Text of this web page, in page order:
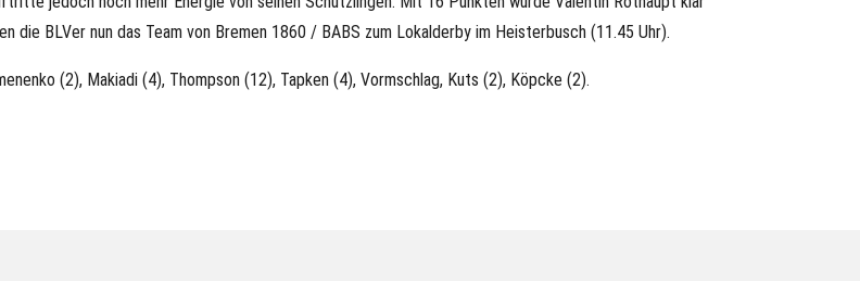
die BLVer nun das Team von Bremen 1860 / BABS zum Lokalderby im Heisterbusch (11.45 Uhr).
(2), Makiadi (4), Thompson (12), Tapken (4), Vormschlag, Kuts (2), Köpcke (2).